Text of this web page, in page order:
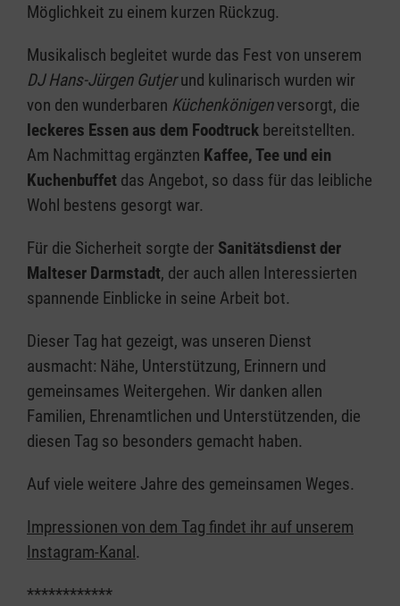
Möglichkeit zu einem kurzen Rückzug.
Musikalisch begleitet wurde das Fest von unserem
DJ Hans-Jürgen Gutjerund kulinarisch wurden wir
von den wunderbaren Küchenkönigenversorgt, die
leckeres Essen aus dem Foodtruck bereitstellten.
Am Nachmittag ergänzten Kaffee, Tee und ein
Kuchenbuffet das Angebot, so dass für das leibliche
Wohl bestens gesorgt war.
Für die Sicherheit sorgte der Sanitätsdienst der
Malteser Darmstadt, der auch allen Interessierten
spannende Einblicke in seine Arbeit bot.
Dieser Tag hat gezeigt, was unseren Dienst
ausmacht: Nähe, Unterstützung, Erinnern und
gemeinsames Weitergehen. Wir danken allen
Familien, Ehrenamtlichen und Unterstützenden, die
diesen Tag so besonders gemacht haben.
Auf viele weitere Jahre des gemeinsamen Weges.
Impressionen von dem Tag findet ihr auf unserem
Instagram-Kanal.
************